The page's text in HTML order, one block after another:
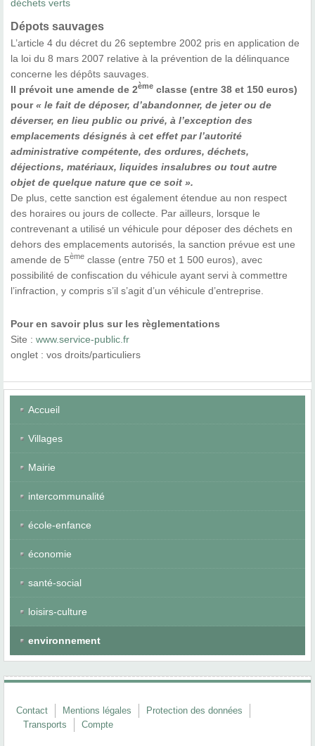
déchets verts
Dépots sauvages
L’article 4 du décret du 26 septembre 2002 pris en application de
la loi du 8 mars 2007 relative à la prévention de la délinquance
concerne les dépôts sauvages.
Il prévoit une amende de 2ème classe (entre 38 et 150 euros)
pour « le fait de déposer, d’abandonner, de jeter ou de
déverser, en lieu public ou privé, à l’exception des
emplacements désignés à cet effet par l’autorité
administrative compétente, des ordures, déchets,
déjections, matériaux, liquides insalubres ou tout autre
objet de quelque nature que ce soit ».
De plus, cette sanction est également étendue au non respect
des horaires ou jours de collecte. Par ailleurs, lorsque le
contrevenant a utilisé un véhicule pour déposer des déchets en
dehors des emplacements autorisés, la sanction prévue est une
amende de 5ème classe (entre 750 et 1 500 euros), avec
possibilité de confiscation du véhicule ayant servi à commettre
l’infraction, y compris s’il s’agit d’un véhicule d’entreprise.
Pour en savoir plus sur les règlementations
Site : www.service-public.fr
onglet : vos droits/particuliers
Accueil
Villages
Mairie
intercommunalité
école-enfance
économie
santé-social
loisirs-culture
environnement
Contact Mentions légales
Protection des données
Transports
Compte